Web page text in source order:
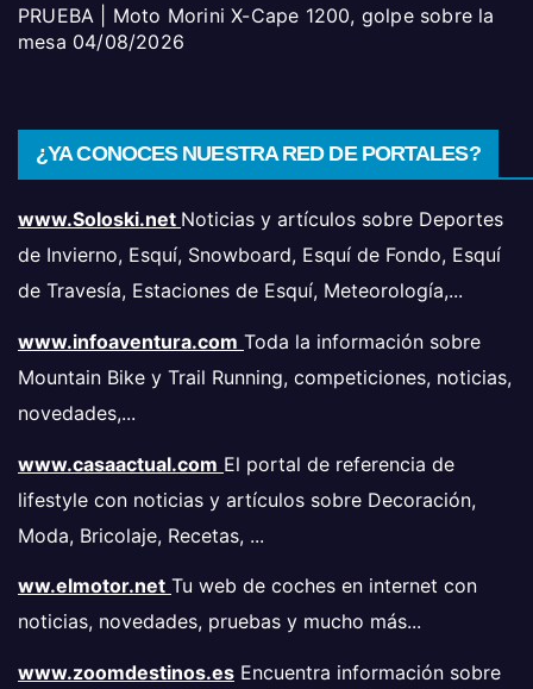
PRUEBA | Moto Morini X-Cape 1200, golpe sobre la
mesa 04/08/2026
¿YA CONOCES NUESTRA RED DE PORTALES?
www.Soloski.net Noticias y artículos sobre Deportes
de Invierno, Esquí, Snowboard, Esquí de Fondo, Esquí
de Travesía, Estaciones de Esquí, Meteorología,...
www.infoaventura.com Toda la información sobre
Mountain Bike y Trail Running, competiciones, noticias,
novedades,...
www.casaactual.com El portal de referencia de
lifestyle con noticias y artículos sobre Decoración,
Moda, Bricolaje, Recetas, ...
ww.elmotor.net Tu web de coches en internet con
noticias, novedades, pruebas y mucho más...
www.zoomdestinos.es Encuentra información sobre